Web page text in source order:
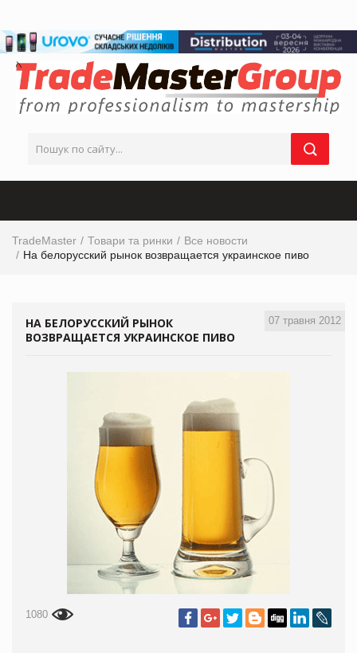
TradeMaster Товари та ринки
Все новости
На белорусский рынок возвращается украинское пиво
07 травня 2012
НА БЕЛОРУССКИЙ РЫНОК
ВОЗВРАЩАЕТСЯ УКРАИНСКОЕ ПИВО
1080